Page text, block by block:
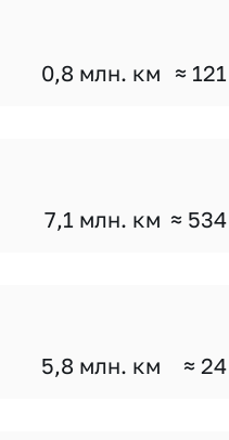
0,8 млн. км ≈
7,1 млн. км ≈
5,8 млн. км ≈